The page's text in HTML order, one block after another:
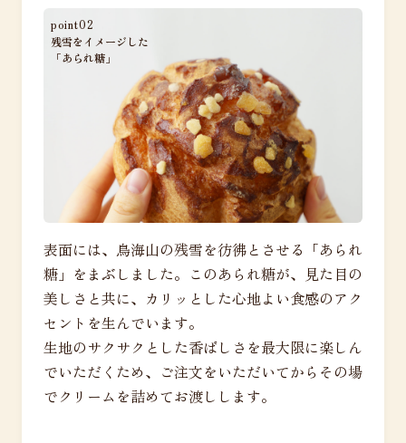
point02
残雪をイメージした
「あられ糖」
表面には、鳥海山の残雪を彷彿とさせる「あられ
糖」をまぶしました。このあられ糖が、見た目の
美しさと共に、カリッとした心地よい食感のアク
セントを生んでいます。
生地のサクサクとした香ばしさを最大限に楽しん
でいただくため、ご注文をいただいてからその場
でクリームを詰めてお渡しします。